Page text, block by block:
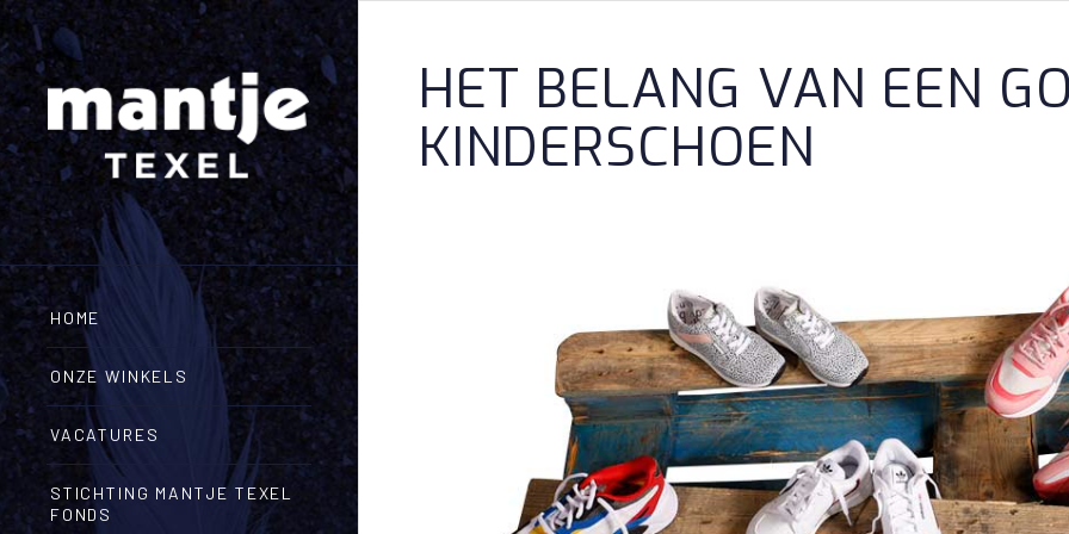
HOME
ONZE WINKELS
VACATURES
STICHTING MANTJE TEXEL
FONDS
HET BELANG VAN EEN
KINDERSCHOEN